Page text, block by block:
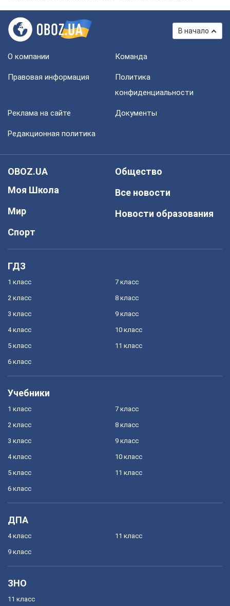
В начало
О компании Команда
Правовая информация
Политика
конфиденциальности
Реклама на сайте Документы
Редакционная политика
OBOZ.UA
Моя Школа
Мир
Спорт
Общество
Все новости
Новости образования
ГДЗ
1 класс
2 класс
3 класс
4 класс
5 класс
6 класс
7 класс
8 класс
9 класс
10 класс
11 класс
Учебники
1 класс
2 класс
3 класс
4 класс
5 класс
6 класс
7 класс
8 класс
9 класс
10 класс
11 класс
ДПА
4 класс
9 класс
11 класс
ЗНО
11 класс